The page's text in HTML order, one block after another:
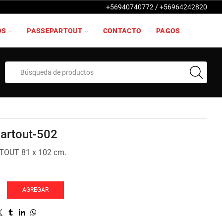
+56940740772 / +56964242820
PASSEPARTOUT CONTACTO PAGOS
502
81 x 102 cm.
AGREGAR